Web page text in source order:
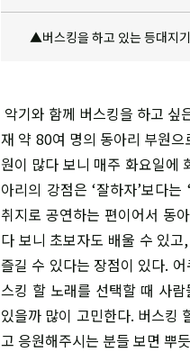
▲버스킹을 하고 있는 등대지
악기와 함께 버스킹을 하고
재 약 80여 명의 동아리 부원
원이 많다 보니 매주 화요일에
아리의 강점은 ‘잘하자’보다
취지로 공연하는 편이어서 동
다 보니 초보자도 배울 수 있
즐길 수 있다는 장점이 있다.
스킹 할 노래를 선택할 때 사
있을까 많이 고민한다. 버스킹
고 응원해주시는 분들 보면 뿌